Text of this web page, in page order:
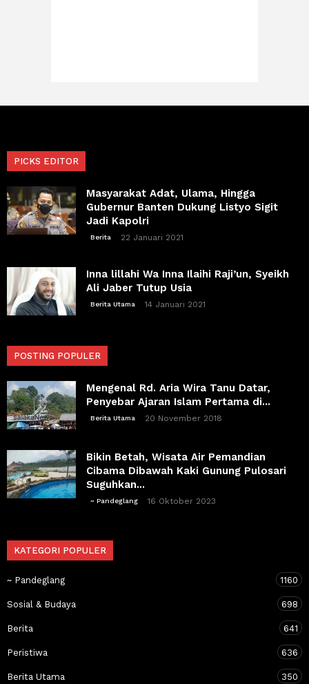
PICKS EDITOR
Masyarakat Adat, Ulama, Hingga
Gubernur Banten Dukung Listyo Sigit
Jadi Kapolri
Berita 22 Januari 2021
Inna lillahi Wa Inna Ilaihi Raji’un, Syeikh
Ali Jaber Tutup Usia
Berita Utama 14 Januari 2021
POSTING POPULER
Mengenal Rd. Aria Wira Tanu Datar,
Penyebar Ajaran Islam Pertama di...
Berita Utama 20 November 2018
Bikin Betah, Wisata Air Pemandian
Cibama Dibawah Kaki Gunung Pulosari
Suguhkan...
~ Pandeglang 16 Oktober 2023
KATEGORI POPULER
~ Pandeglang 1160
Sosial & Budaya 698
Berita 641
Peristiwa 636
Berita Utama 350